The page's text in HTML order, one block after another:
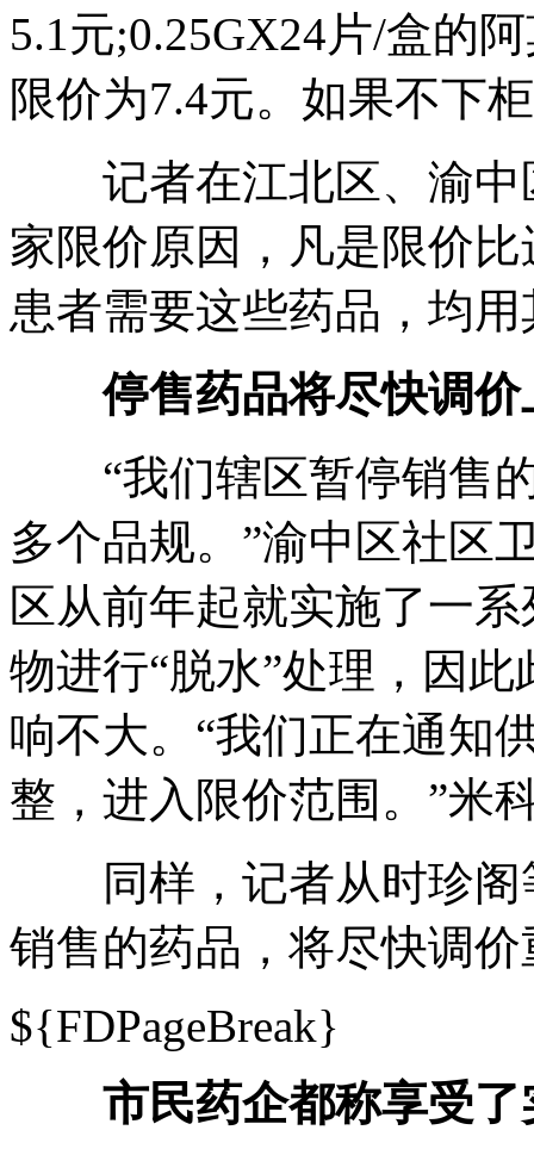
5.1元;0.25GX24片/盒的
限价为7.4元。如果不下
记者在江北区、渝中
家限价原因，凡是限价
患者需要这些药品，均
停售药品将尽快调价
“我们辖区暂停销售的
多个品规。”渝中区社区
区从前年起就实施了一
物进行“脱水”处理，因
响不大。“我们正在通知
整，进入限价范围。”米
同样，记者从时珍阁
销售的药品，将尽快调
${FDPageBreak}
市民药企都称享受了